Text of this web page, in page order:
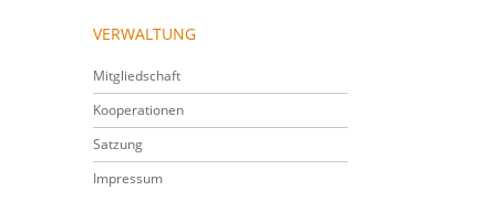
VERWALTUNG
Mitgliedschaft
Kooperationen
Satzung
Impressum